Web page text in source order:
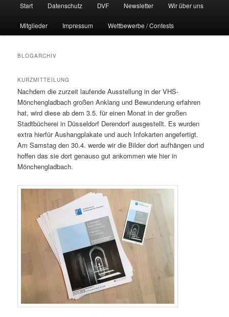
Start Datenschutz DVF Newsletter Wir über uns
Mitglieder Impressum Wettbewerbe / Contests
BLOGARCHIV
KURZMITTEILUNG
Nachdem die zurzeit laufende Ausstellung in der VHS-
Mönchengladbach großen Anklang und Bewunderung erfahren
hat, wird diese ab dem 3.5. für einen Monat in der großen
Stadtbücherei in Düsseldorf Derendorf ausgestellt. Es wurden
extra hierfür Aushangplakate und auch Infokarten angefertigt.
Am Samstag den 30.4. werde wir die Bilder dort aufhängen und
hoffen das sie dort genauso gut ankommen wie hier in
Mönchengladbach.